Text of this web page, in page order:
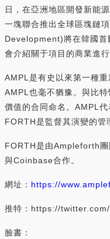
日，在亞洲地區開發新能
一塊聯合推出全球區塊鏈
Development)將在韓國首
會介紹關于項目的商業進
AMPL是有史以來第一種重
AMPL也毫不猶豫。與比
價值的合同命名。AMPL代
FORTH是監督其演變的管
FORTH是由Ampleforth團
與Coinbase合作。
網址： https://
推特：https://
臉書：